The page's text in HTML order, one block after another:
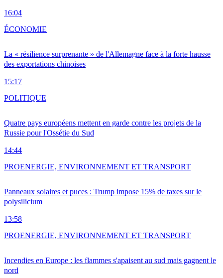
16:04
La « résilience surprenante » de l'Allemagne face à la forte hausse
des exportations chinoises
15:17
ÉCONOMIE
Quatre pays européens mettent en garde contre les projets de la
Russie pour l'Ossétie du Sud
14:44
POLITIQUE
Panneaux solaires et puces : Trump impose 15% de taxes sur le
polysilicium
13:58
PROENERGIE, ENVIRONNEMENT ET TRANSPORT
Incendies en Europe : les flammes s'apaisent au sud mais gagnent le
nord
PROENERGIE, ENVIRONNEMENT ET TRANSPORT